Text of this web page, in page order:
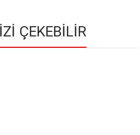
ÇEKEBILIR